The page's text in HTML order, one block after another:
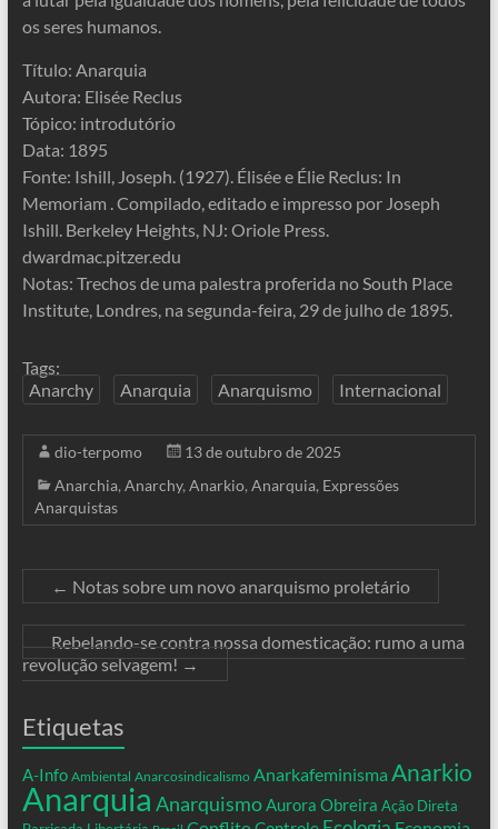
os seres humanos.
Título: Anarquia
Autora: Elisée Reclus
Tópico: introdutório
Data: 1895
Fonte: Ishill, Joseph. (1927). Élisée e Élie Reclus: In
Memoriam . Compilado, editado e impresso por Joseph
Ishill. Berkeley Heights, NJ: Oriole Press.
dwardmac.pitzer.edu
Notas: Trechos de uma palestra proferida no South Place
Institute, Londres, na segunda-feira, 29 de julho de 1895.
Tags:
Anarchy
Anarquia Anarquismo Internacional
dio-terpomo
13 de outubro de 2025
Anarchia, Anarchy, Anarkio, Anarquia, Expressões
Anarquistas
← Notas sobre um novo anarquismo proletário
Rebelando-se contra nossa domesticação: rumo a uma
revolução selvagem!→
Etiquetas
A-Info Ambiental Anarcosindicalismo Anarkafeminisma Anarkio
Anarquia Anarquismo Aurora Obreira Ação Direta